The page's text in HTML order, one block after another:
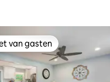
van gasten
van gasten